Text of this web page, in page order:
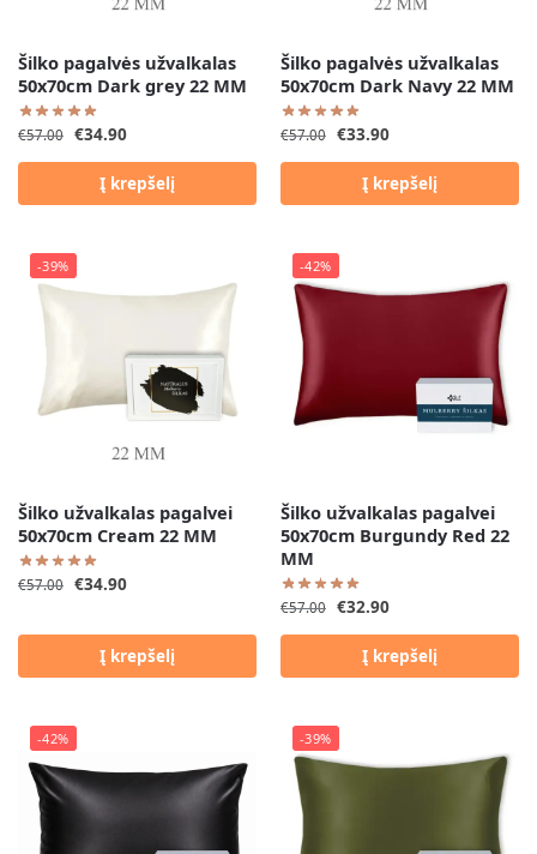
Šilko pagalvės užvalkalas
50x70cm Dark grey 22 MM
€57.00 €34.90
Į krepšelį
Šilko pagalvės užvalkalas
50x70cm Dark Navy 22 MM
€57.00 €33.90
Į krepšelį
-39%
Šilko užvalkalas pagalvei
50x70cm Cream 22 MM
€57.00 €34.90
Į krepšelį
-42%
Šilko užvalkalas pagalvei
50x70cm Burgundy Red 22
MM
€57.00 €32.90
Į krepšelį
-42% -39%